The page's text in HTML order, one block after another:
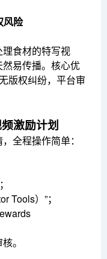
风险
食材的特写视
易传播。核心优
版权纠纷，平台审
激励计划
全程操作简单：
Tools）”；
。